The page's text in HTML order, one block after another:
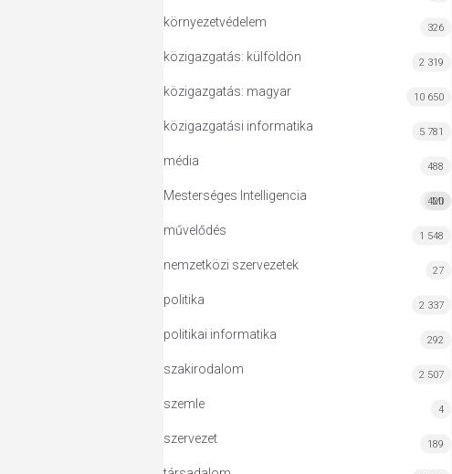
környezetvédelem 326
közigazgatás: külföldön 2 319
közigazgatás: magyar 10 650
közigazgatási informatika 5 781
média 488
Mesterséges Intelligencia MI
420
művelődés 1 548
nemzetközi szervezetek 27
politika 2 337
politikai informatika 292
szakirodalom 2 507
szemle 4
szervezet 189